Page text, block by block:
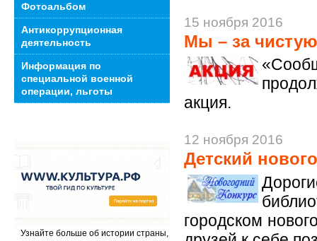
15 ноября 2016
Мы – за
акция.
12 ноября 2016
Детский
городском
Фотоальбом
Антикоррупционная
деятельность
Информация по
специальной военной
операции, льготы
Узнайте больше об истории страны,